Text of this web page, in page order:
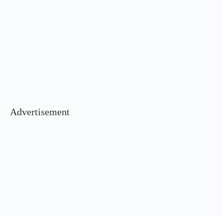
Advertisement